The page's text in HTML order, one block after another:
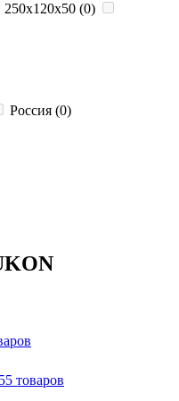
250x120x50 (0)
Россия (0)
товаров